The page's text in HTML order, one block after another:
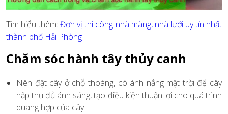
Tìm hiểu thêm:Đơn vị thi công nhà màng, nhà lưới uy tín nhất
thành phố Hải Phòng
Chăm sóc hành tây thủy canh
Nên đặt cây ở chỗ thoáng, có ánh nắng mặt trời để cây
hấp thụ đủ ánh sáng, tạo điều kiện thuận lợi cho quá trình
quang hợp của cây